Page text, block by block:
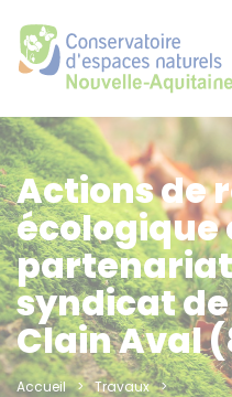
Actions de
écologique
syndicat
Clain Aval
Accueil
Travaux